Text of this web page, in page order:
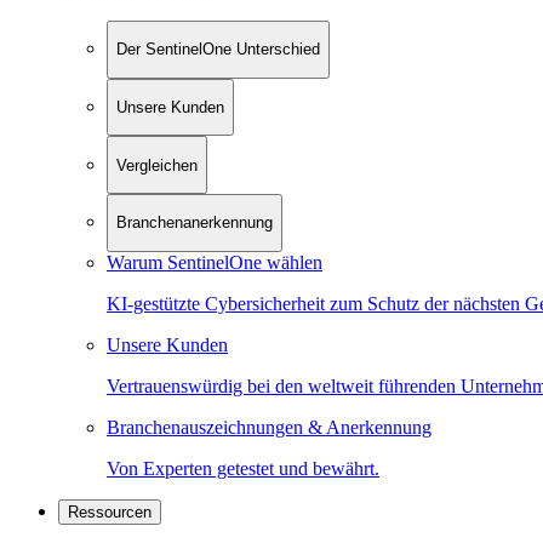
Der SentinelOne Unterschied
Unsere Kunden
Vergleichen
Branchenanerkennung
Warum SentinelOne wählen
KI-gestützte Cybersicherheit zum Schutz der nächsten
Unsere Kunden
Vertrauenswürdig bei den weltweit führenden
Branchenauszeichnungen & Anerkennung
Von Experten getestet und bewährt.
Ressourcen